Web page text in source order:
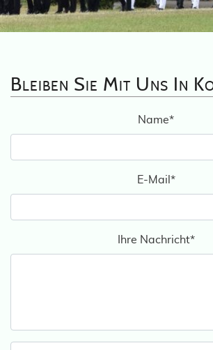
Bleiben Sie Mit Uns In
Name*
E-Mail *
Ihre Nachricht*